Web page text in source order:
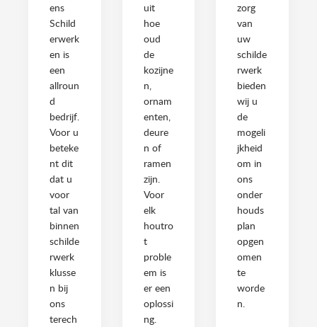
ens
Schild
erwerk
en is
een
allroun
d
bedrijf.
Voor u
beteke
nt dit
dat u
voor
tal van
binnen
schilde
rwerk
klusse
n bij
ons
terech
uit
hoe
oud
de
kozijne
n,
ornam
enten,
deure
n of
ramen
zijn.
Voor
elk
houtro
t
proble
em is
er een
oplossi
ng.
zorg
van
uw
schilde
rwerk
bieden
wij u
de
mogeli
jkheid
om in
ons
onder
houds
plan
opgen
omen
te
worde
n.